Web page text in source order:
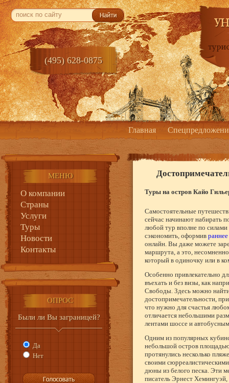
(495) 628-0875
Главная
МЕНЮ
О компании
Страны
Услуги
Туры
Новости
Контакты
ОПРОС
Были ли Вы заграницей?
Да
Нет
Туры на остров Кайо
Самостоятельные
сейчас начинают набирать
любой тур вполне по
сэкономить, оформив
онлайн. Вы даже можете
маршрута, а это,
который в одиночку или в
Особенно привлекательно
въехать и без визы, как
Свободы. Здесь можно
достопримечательности,
что нужно для счастья
отличается небольшими
лентами шоссе и
Одним из популярных
небольшой остров
протянулись несколько
своими
дюны из белого песка. Эти
писатель Эрнест Хемингуэй,